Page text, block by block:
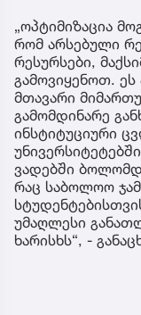
„ოპტიმიზაცია
რომ არსებული
რესურსები,
გამოვიყენოთ.
მთავარი
გამომდინარე
ინსტიტუციური
ვადებში
რაც საბოლოო
უმაღლესი
ხარისხს“, -